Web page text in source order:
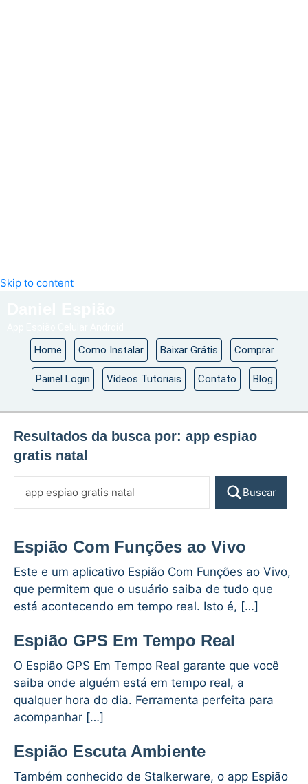
Skip to content
Home Como Instalar Baixar Grátis Comprar
Painel Login Vídeos Tutoriais Contato Blog
Resultados da busca por: app espiao
gratis natal
Buscar
Espião Com Funções ao Vivo
Este e um aplicativo Espião Com Funções ao Vivo,
que permitem que o usuário saiba de tudo que
está acontecendo em tempo real. Isto é, […]
Espião GPS Em Tempo Real
O Espião GPS Em Tempo Real garante que você
saiba onde alguém está em tempo real, a
qualquer hora do dia. Ferramenta perfeita para
acompanhar […]
Espião Escuta Ambiente
Também conhecido de Stalkerware, o app Espião